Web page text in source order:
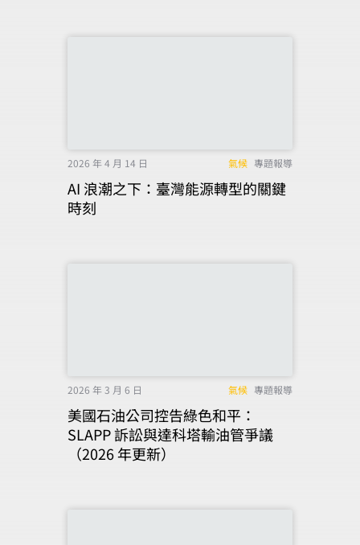
2026 年 4 月 14 日 氣候 專題報導
AI 浪潮之下：臺灣能源轉型的關鍵
時刻
2026 年 3 月 6 日 氣候 專題報導
美國石油公司控告綠色和平：
SLAPP 訴訟與達科塔輸油管爭議
（2026 年更新）